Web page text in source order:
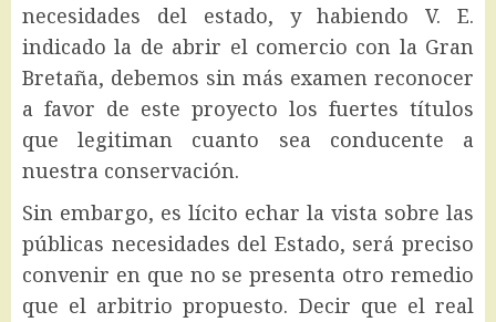
necesidades del estado, y habiendo V. E.
indicado la de abrir el comercio con la Gran
Bretaña, debemos sin más examen reconocer
a favor de este proyecto los fuertes títulos
que legitiman cuanto sea conducente a
nuestra conservación.
Sin embargo, es lícito echar la vista sobre las
públicas necesidades del Estado, será preciso
convenir en que no se presenta otro remedio
que el arbitrio propuesto. Decir que el real